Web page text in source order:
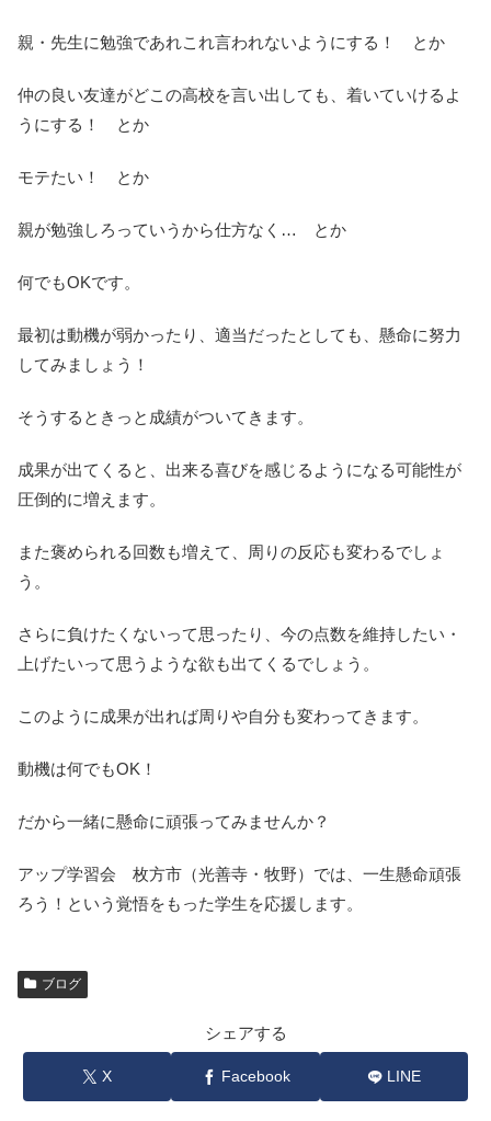
親・先生に勉強であれこれ言われないようにする！ とか
仲の良い友達がどこの高校を言い出しても、着いていけるよ
うにする！ とか
モテたい！ とか
親が勉強しろっていうから仕方なく… とか
何でもOKです。
最初は動機が弱かったり、適当だったとしても、懸命に努力
してみましょう！
そうするときっと成績がついてきます。
成果が出てくると、出来る喜びを感じるようになる可能性が
圧倒的に増えます。
また褒められる回数も増えて、周りの反応も変わるでしょ
う。
さらに負けたくないって思ったり、今の点数を維持したい・
上げたいって思うような欲も出てくるでしょう。
このように成果が出れば周りや自分も変わってきます。
動機は何でもOK！
だから一緒に懸命に頑張ってみませんか？
アップ学習会 枚方市（光善寺・牧野）では、一生懸命頑張
ろう！という覚悟をもった学生を応援します。
ブログ
シェアする
X Facebook LINE